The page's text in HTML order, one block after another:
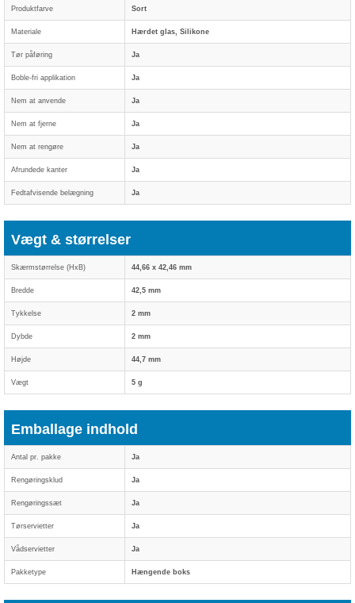
Produktfarve Sort
Materiale Hærdet glas, Silikone
Tør påføring Ja
Boble-fri applikation Ja
Nem at anvende Ja
Nem at fjerne Ja
Nem at rengøre Ja
Afrundede kanter Ja
Fedtafvisende belægning Ja
Vægt & størrelser
Skærmstørrelse (HxB) 44,66 x 42,46 mm
Bredde 42,5 mm
Tykkelse 2 mm
Dybde 2 mm
Højde 44,7 mm
Vægt 5 g
Emballage indhold
Antal pr. pakke Ja
Rengøringsklud Ja
Rengøringssæt Ja
Tørservietter Ja
Vådservietter Ja
Pakketype Hængende boks